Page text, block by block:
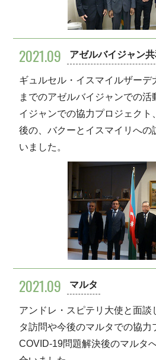
2021.09 アゼルバイジャン共
ギュルセル・イスマイルザーデ
までのアゼルバイジャンでの
イジャンでの協力プロジェクト
後の、バクーとイスマイリへの
いました。
2021.09 マルタ
アンドレ・スピテリ大使と面談
タ訪問や今後のマルタでの協力
COVID-19問題解決後のマルタ